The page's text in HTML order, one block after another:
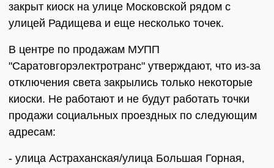
закрыт киоск на улице Московской рядом с
улицей Радищева и еще несколько точек.
В центре по продажам МУПП
"Саратовгорэлектротранс" утверждают, что из-за
отключения света закрылись только некоторые
киоски. Не работают и не будут работать точки
продажи социальных проездных по следующим
адресам:
- улица Астраханская/улица Большая Горная,